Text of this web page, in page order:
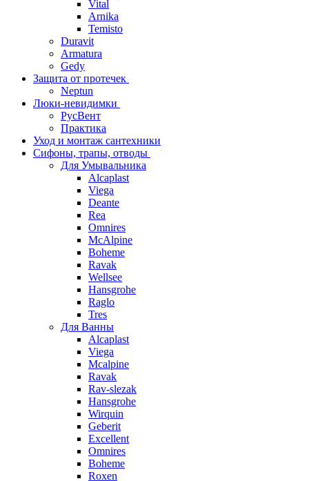
Vital
Arnika
Temisto
Duravit
Armatura
Gedy
Защита от протечек
Neptun
Люки-невидимки
РусВент
Практика
Уход и монтаж сантехники
Сифоны, трапы, отводы
Для Умывальника
Alcaplast
Viega
Deante
Rea
Omnires
McAlpine
Boheme
Ravak
Wellsee
Hansgrohe
Raglo
Tres
Для Ванны
Alcaplast
Viega
Mcalpine
Ravak
Rav-slezak
Hansgrohe
Wirquin
Geberit
Excellent
Omnires
Boheme
Roxen